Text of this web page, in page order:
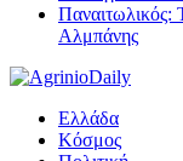
Παναιτωλικός:
Αλμπάνης
Ελλάδα
Κόσμος